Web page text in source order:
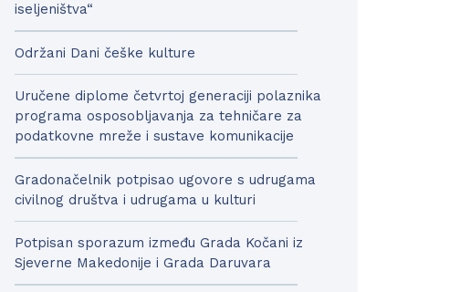
iseljeništva“
Održani Dani češke kulture
Uručene diplome četvrtoj generaciji polaznika
programa osposobljavanja za tehničare za
podatkovne mreže i sustave komunikacije
Gradonačelnik potpisao ugovore s udrugama
civilnog društva i udrugama u kulturi
Potpisan sporazum između Grada Kočani iz
Sjeverne Makedonije i Grada Daruvara